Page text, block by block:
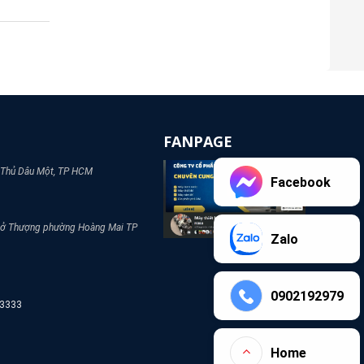
Dâu Một, TP HCM
Thượng phường Hoàng Mai TP
FANPAGE
Facebook
Zalo
0902192979
Home